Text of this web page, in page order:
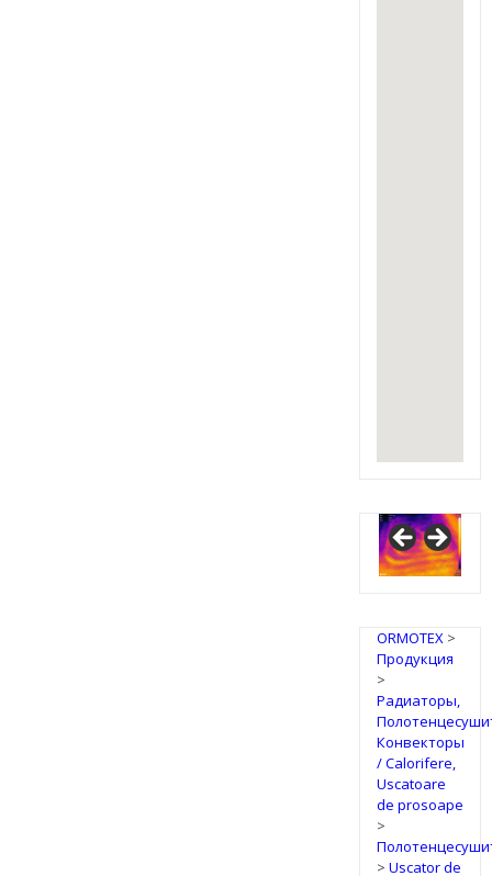
ORMOTEX>
Продукция
>
Радиаторы,
Конвекторы
/ Calorifere,
Uscatoare
de prosoape
>
> Uscator de